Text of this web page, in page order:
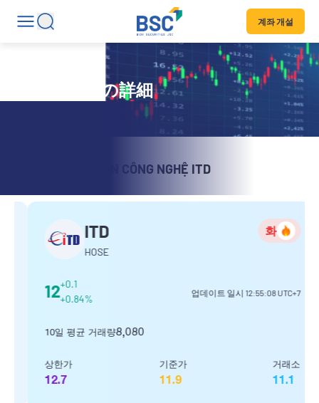
계좌 개설
証券コードの詳細
CÔNG TY CỔ PHẦN CÔNG NGHỆ ITD
ITD
HOSE
화
12+0.1
+0.84%
업데이트 일시12:55:08UTC+7
10일 평균 거래량8,080
상한가
12.7
기준가
11.9
거래소
11.1